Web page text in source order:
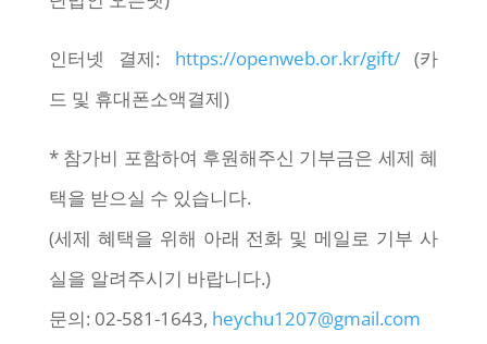
인터넷 결제: https://openweb.or.kr/gift/(카
드 및 휴대폰소액결제)
* 참가비 포함하여 후원해주신 기부금은 세제 혜
택을 받으실 수 있습니다.
(세제 혜택을 위해 아래 전화 및 메일로 기부 사
실을 알려주시기 바랍니다.)
문의: 02-581-1643, heychu1207@gmail.com